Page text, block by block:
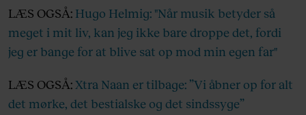
LÆS OGSÅ: Hugo Helmig: "Når musik betyder så
meget i mit liv, kan jeg ikke bare droppe det, fordi
jeg er bange for at blive sat op mod min egen far"
LÆS OGSÅ:Xtra Naan er tilbage: ”Vi åbner op for alt
det mørke, det bestialske og det sindssyge”